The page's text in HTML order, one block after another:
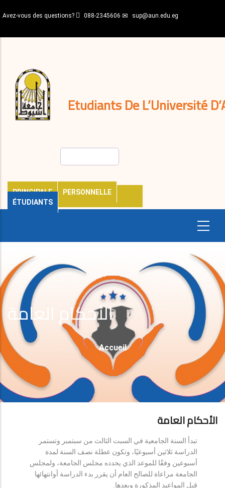
au
principal
Avez-vous des questions? 088-2345606 sup@aun.edu.eg
Etudiants De L’Université
PRINCIPALE
PERSONNELLE
ÉTUDIANTS
décisions
Expatriés
Journal
الأحكام العامة
Fil
D'Ariane
Accueil
الأحكام العامة
تبدأ السنة الجامعية في السبت الثالث من سبتمبر وتستمر
الدراسة ثلاثين أسبوعيًا، وتكون عطلة نصف السنة لمدة
أسبوعين وفقًا للموعد الذي يحدده مجلس الجامعة، ولمجلس
الجامعة مراعاة للصالح العام أن يقرر بدء الدراسة أوانتهائها
قبل المواعيد المذكورة وبعدها.